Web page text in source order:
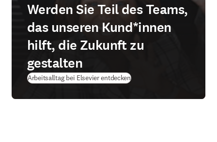
Werden Sie Teil des Teams,
das unseren Kund*innen
hilft, die Zukunft zu
gestalten
Arbeitsalltag bei Elsevier entdecken